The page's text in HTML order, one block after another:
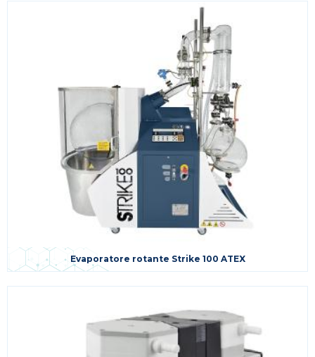
Evaporatore rotante Strike 100 ATEX